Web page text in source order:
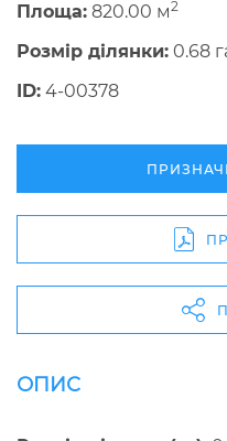
Площа: 820.00 м2
Розмір ділянки: 0.68
ID: 4-00378
ОПИС